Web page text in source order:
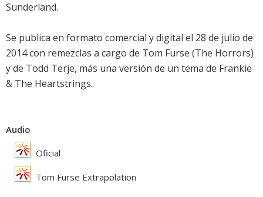
Sunderland.
Se publica en formato comercial y digital el 28 de julio de
2014 con remezclas a cargo de Tom Furse (The Horrors)
y de Todd Terje, más una versión de un tema de Frankie
& The Heartstrings.
Audio
Oficial
Tom Furse Extrapolation